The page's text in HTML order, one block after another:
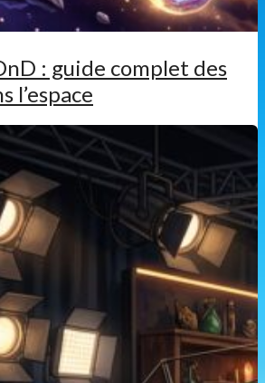
: guide complet des
l’espace